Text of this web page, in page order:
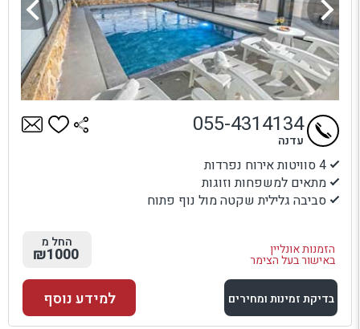
4 סוויטות אירוח נפרדות
מתאים למשפחות וזוגות
סביבה גלילית שקטה מול נוף פתוח
הזמנות אונליין
באישור בעל הצימר
055-4314134
עדנה
החל מ
₪1000
בדיקת זמינות ומחירים למידע נוסף